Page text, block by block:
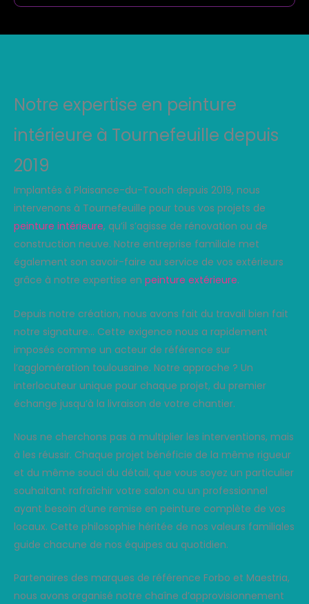
Notre expertise en peinture
intérieure à Tournefeuille depuis
2019
Implantés à Plaisance-du-Touch depuis 2019, nous
intervenons à Tournefeuille pour tous vos projets de
peinture intérieure, qu’il s’agisse de rénovation ou de
construction neuve. Notre entreprise familiale met
également son savoir-faire au service de vos extérieurs
grâce à notre expertise en peinture extérieure.
Depuis notre création, nous avons fait du travail bien fait
notre signature… Cette exigence nous a rapidement
imposés comme un acteur de référence sur
l’agglomération toulousaine. Notre approche ? Un
interlocuteur unique pour chaque projet, du premier
échange jusqu’à la livraison de votre chantier.
Nous ne cherchons pas à multiplier les interventions, mais
à les réussir. Chaque projet bénéficie de la même rigueur
et du même souci du détail, que vous soyez un particulier
souhaitant rafraîchir votre salon ou un professionnel
ayant besoin d’une remise en peinture complète de vos
locaux. Cette philosophie héritée de nos valeurs familiales
guide chacune de nos équipes au quotidien.
Partenaires des marques de référence Forbo et Maestria,
nous avons organisé notre chaîne d’approvisionnement